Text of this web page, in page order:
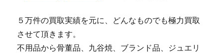
５万件の買取実績を元に、どんなものでも極力買取
させて頂きます。
不用品から骨董品、九谷焼、ブランド品、ジュエリ